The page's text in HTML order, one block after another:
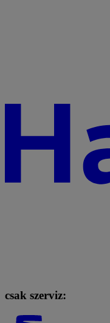
csak szerviz: